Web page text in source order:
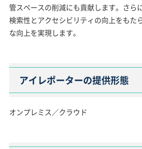
管スペースの削減にも貢献します。さら
検索性とアクセシビリティの向上をもた
な向上を実現します。
アイレポーターの提供形態
オンプレミス／クラウド